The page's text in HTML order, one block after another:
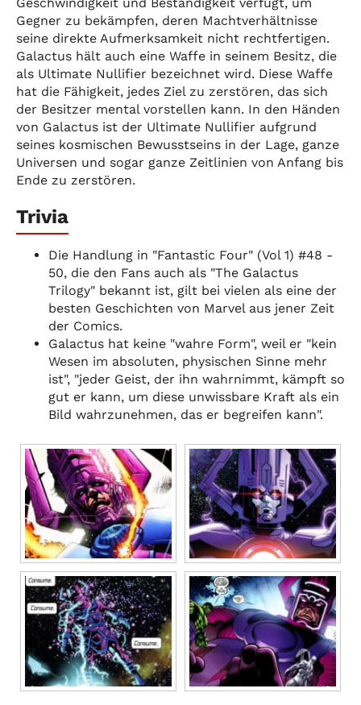
Gegner zu bekämpfen, deren Machtverhältnisse
seine direkte Aufmerksamkeit nicht rechtfertigen.
Galactus hält auch eine Waffe in seinem Besitz, die
als Ultimate Nullifier bezeichnet wird. Diese Waffe
hat die Fähigkeit, jedes Ziel zu zerstören, das sich
der Besitzer mental vorstellen kann. In den Händen
von Galactus ist der Ultimate Nullifier aufgrund
seines kosmischen Bewusstseins in der Lage, ganze
Universen und sogar ganze Zeitlinien von Anfang bis
Ende zu zerstören.
Trivia
Die Handlung in "Fantastic Four" (Vol 1) #48 -
50, die den Fans auch als "The Galactus
Trilogy" bekannt ist, gilt bei vielen als eine der
besten Geschichten von Marvel aus jener Zeit
der Comics.
Galactus hat keine "wahre Form", weil er "kein
Wesen im absoluten, physischen Sinne mehr
ist", "jeder Geist, der ihn wahrnimmt, kämpft so
gut er kann, um diese unwissbare Kraft als ein
Bild wahrzunehmen, das er begreifen kann".